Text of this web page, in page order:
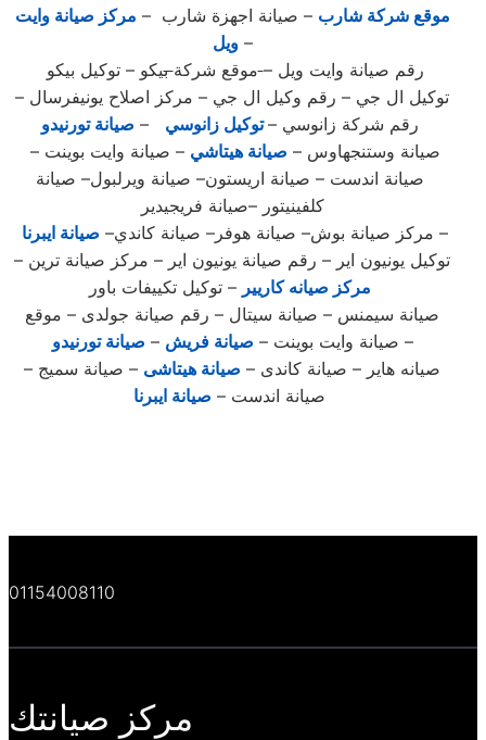
موقع شركة شارب – صيانة اجهزة شارب – مركز صيانة وايت
ويل–
رقم صيانة وايت ويل – موقع شركةبيكو – توكيل بيكو
توكيل ال جي – رقم وكيل ال جي – مركز اصلاح يونيفرسال –
رقم شركة زانوسي –توكيل زانوسي – صيانة تورنيدو
صيانة وستنجهاوس – صيانة هيتاشي – صيانة وايت بوينت –
صيانة اندست – صيانة اريستون– صيانة ويرلبول– صيانة
كلفينيتور –صيانة فريجيدير
مركز صيانة بوش– صيانة هوفر– صيانة كاندي– صيانة ايبرنا
–
توكيل يونيون اير – رقم صيانة يونيون اير – مركز صيانة ترين –
مركز صيانه كاريير – توكيل تكييفات باور
صيانة سيمنس – صيانة سيتال – رقم صيانة جولدى – موقع
صيانة وايت بوينت – صيانة فريش – صيانة تورنيدو
–
صيانه هاير – صيانة كاندى – صيانة هيتاشى – صيانة سميج –
صيانة اندست – صيانة ايبرنا
01154008110
مركز صيانتك